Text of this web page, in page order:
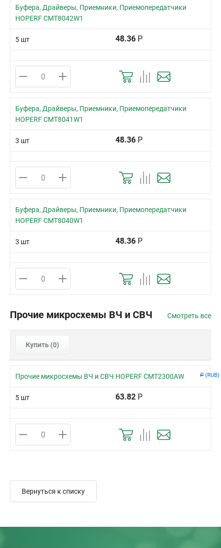
Р (RUB)
Буфера, Драйверы, Приемники, Приемопередатчики
HOPERF CMT8042W1
5 шт 48.36 Р
Буфера, Драйверы, Приемники, Приемопередатчики
HOPERF CMT8041W1
3 шт 48.36 Р
Буфера, Драйверы, Приемники, Приемопередатчики
HOPERF CMT8040W1
3 шт 48.36 Р
Прочие микросхемы ВЧ и СВЧ Смотреть все
Купить (0)
Прочие микросхемы ВЧ и СВЧ HOPERF CMT2300AW
5 шт 63.82 Р
Вернуться к списку